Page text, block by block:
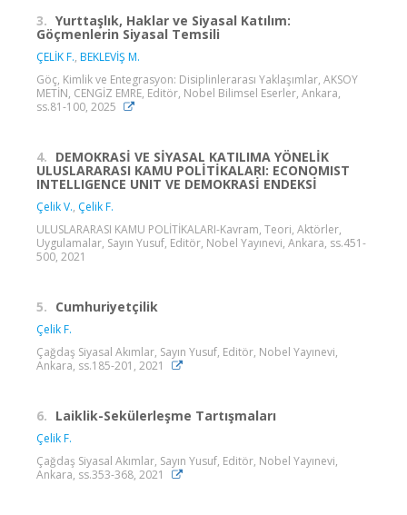
3. Yurttaşlık, Haklar ve Siyasal Katılım:
Göçmenlerin Siyasal Temsili
ÇELİK F., BEKLEVİŞ M.
Göç, Kimlik ve Entegrasyon: Disiplinlerarası Yaklaşımlar, AKSOY
METİN, CENGİZ EMRE, Editör, Nobel Bilimsel Eserler, Ankara,
ss.81-100, 2025
4. DEMOKRASİ VE SİYASAL KATILIMA YÖNELİK
ULUSLARARASI KAMU POLİTİKALARI: ECONOMIST
INTELLIGENCE UNIT VE DEMOKRASİ ENDEKSİ
Çelik V., Çelik F.
ULUSLARARASI KAMU POLİTİKALARI-Kavram, Teori, Aktörler,
Uygulamalar, Sayın Yusuf, Editör, Nobel Yayınevi, Ankara, ss.451-
500, 2021
5. Cumhuriyetçilik
Çelik F.
Çağdaş Siyasal Akımlar, Sayın Yusuf, Editör, Nobel Yayınevi,
Ankara, ss.185-201, 2021
6. Laiklik-Sekülerleşme Tartışmaları
Çelik F.
Çağdaş Siyasal Akımlar, Sayın Yusuf, Editör, Nobel Yayınevi,
Ankara, ss.353-368, 2021